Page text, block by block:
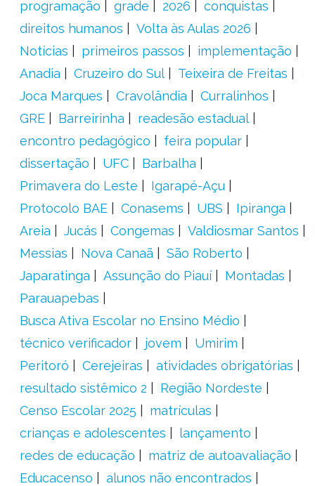
programação grade 2026
conquistas
direitos humanos
Volta às Aulas 2026
Notícias
primeiros passos
implementação
Anadia
Cruzeiro do Sul
Teixeira de Freitas
Joca Marques
Cravolândia
Curralinhos
GRE
Barreirinha
readesão estadual
encontro pedagógico
feira popular
dissertação
UFC
Barbalha
Primavera do Leste
Igarapé-Açu
Protocolo BAE
Conasems UBS
Ipiranga
Areia
Jucás Congemas
Valdiosmar Santos
Messias
Nova Canaã
São Roberto
Japaratinga
Assunção do Piauí
Montadas
Parauapebas
Busca Ativa Escolar no Ensino Médio
técnico verificador
jovem
Umirim
Peritoró
Cerejeiras
atividades obrigatórias
resultado sistêmico 2
Região Nordeste
Censo Escolar 2025
matrículas
crianças e adolescentes
lançamento
redes de educação
matriz de autoavaliação
Educacenso
alunos não encontrados